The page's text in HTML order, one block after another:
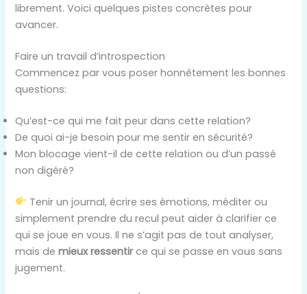
librement. Voici quelques pistes concrètes pour
avancer.
Faire un travail d’introspection
Commencez par vous poser honnêtement les bonnes
questions:
Qu’est-ce qui me fait peur dans cette relation?
De quoi ai-je besoin pour me sentir en sécurité?
Mon blocage vient-il de cette relation ou d’un passé
non digéré?
Tenir un journal, écrire ses émotions, méditer ou
simplement prendre du recul peut aider à clarifier ce
qui se joue en vous. Il ne s’agit pas de tout analyser,
mais demieux ressentirce qui se passe en vous sans
jugement.